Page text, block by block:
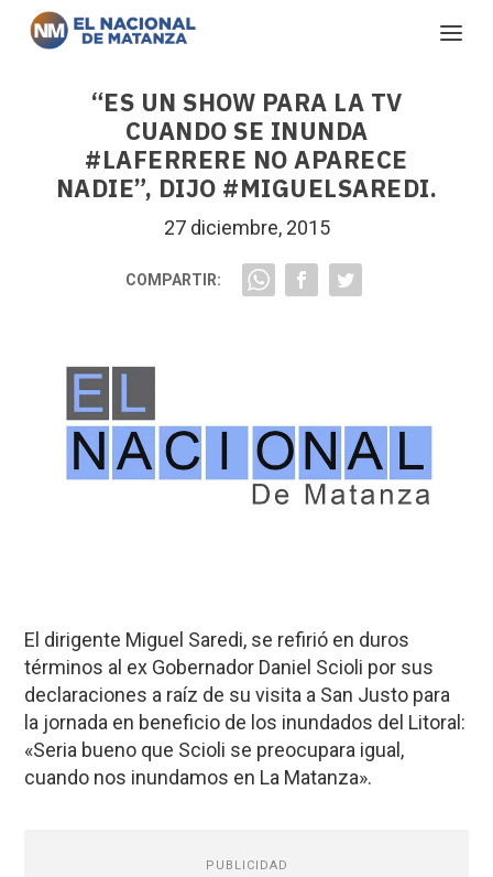
“ES UN SHOW PARA LA TV
CUANDO SE INUNDA
#LAFERRERE NO APARECE
NADIE”, DIJO #MIGUELSAREDI.
27 diciembre, 2015
COMPARTIR:
El dirigente Miguel Saredi, se refirió en duros
términos al ex Gobernador Daniel Scioli por sus
declaraciones a raíz de su visita a San Justo para
la jornada en beneficio de los inundados del Litoral:
«Seria bueno que Scioli se preocupara igual,
cuando nos inundamos en La Matanza».
PUBLICIDAD